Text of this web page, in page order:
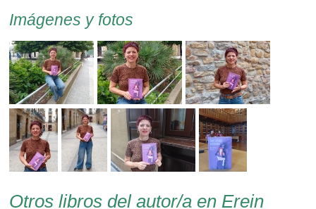
Imágenes y fotos
Otros libros del autor/a en Erein